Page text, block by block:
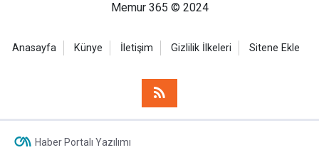
Memur 365 © 2024
Anasayfa Künye İletişim Gizlilik İlkeleri Sitene Ekle
Haber Portalı Yazılımı